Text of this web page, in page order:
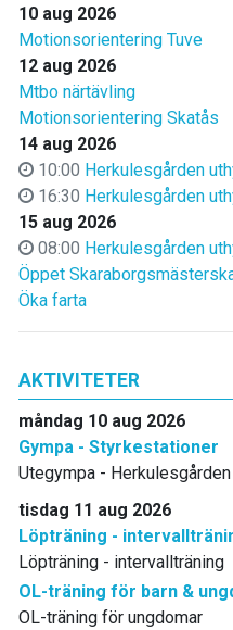
10 aug 2026
Motionsorientering Tuve
12 aug 2026
Mtbo närtävling
Motionsorientering Skatås
14 aug 2026
10:00 Herkulesgården
16:30 Herkulesgården
15 aug 2026
08:00 Herkulesgården
Öppet
Öka farta
AKTIVITETER
måndag 10 aug 2026
Gympa - Styrkestationer
Utegympa - Herkulesgården
tisdag 11 aug 2026
Löpträning -
Löpträning - intervallträning
OL-träning för barn &
OL-träning för ungdomar